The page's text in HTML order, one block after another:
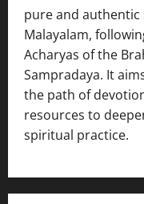
pure and
Malayalam,
Acharyas of the
Sampradaya. It
the path of
resources to
spiritual practice.